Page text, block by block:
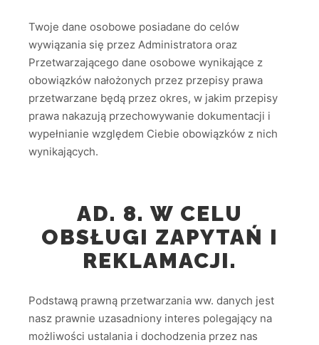
Twoje dane osobowe posiadane do celów
wywiązania się przez Administratora oraz
Przetwarzającego dane osobowe wynikające z
obowiązków nałożonych przez przepisy prawa
przetwarzane będą przez okres, w jakim przepisy
prawa nakazują przechowywanie dokumentacji i
wypełnianie względem Ciebie obowiązków z nich
wynikających.
AD. 8. W CELU
OBSŁUGI ZAPYTAŃ I
REKLAMACJI.
Podstawą prawną przetwarzania ww. danych jest
nasz prawnie uzasadniony interes polegający na
możliwości ustalania i dochodzenia przez nas